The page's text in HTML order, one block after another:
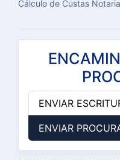
Cálculo de Custas
ENVIAR
ENVIAR